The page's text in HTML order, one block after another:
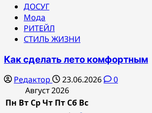
ДОСУГ
Мода
РИТЕЙЛ
СТИЛЬ ЖИЗНИ
Как сделать лето комфортным
Редактор 23.06.2026
0
Август 2026
Пн Вт СрЧт Пт Сб Вс